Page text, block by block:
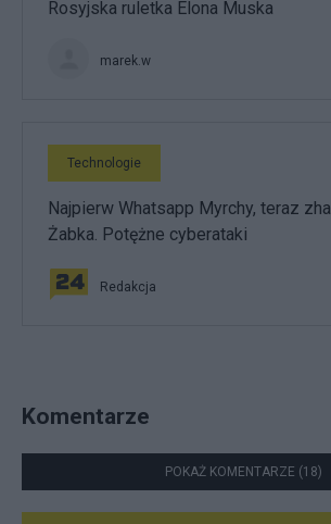
Rosyjska ruletka Elona Muska
marek.w
Technologie
Najpierw Whatsapp Myrchy, teraz
Żabka. Potężne cyberataki
Redakcja
Komentarze
POKAŻ KOMENTARZE (18)